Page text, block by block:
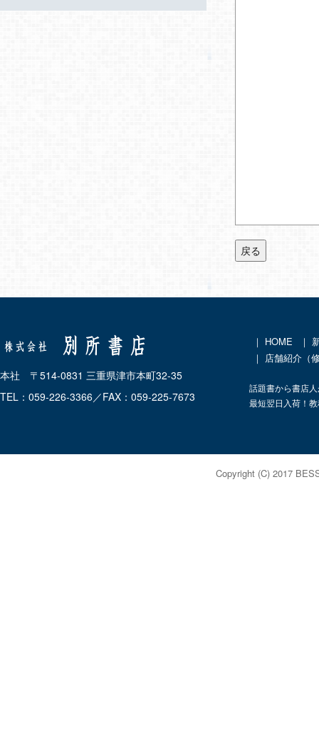
戻る
本社 〒514-0831 三重県津市本町32-35
TEL：059-226-3366／FAX：059-225-7673
｜ HOME ｜
｜ 店舗紹介（
話題書から書店
最短翌日入荷！
Copyright (C) 2017